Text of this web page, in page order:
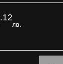
.12
лв.